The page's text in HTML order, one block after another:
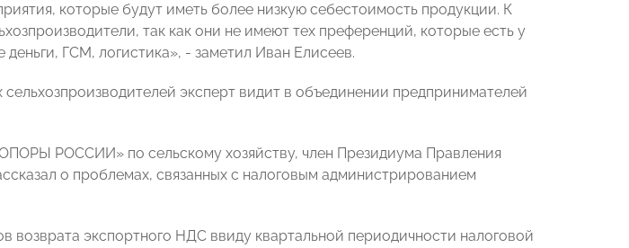
которые будут иметь более низкую себестоимость продукции. К
так как они не имеют тех преференций, которые есть у
ГСМ, логистика», - заметил Иван Елисеев.
эксперт видит в объединении предпринимателей
РОССИИ» по сельскому хозяйству, член Президиума Правления
о проблемах, связанных с налоговым администрированием
возврата экспортного НДС ввиду квартальной периодичности налоговой